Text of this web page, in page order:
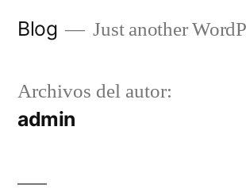
Blog Just another
Archivos del autor:
admin